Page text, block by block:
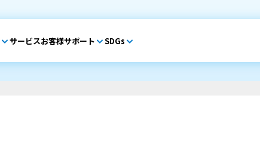
サービスお客様サポート SDGs